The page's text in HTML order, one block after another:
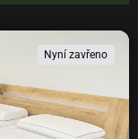
Nyní zavřeno